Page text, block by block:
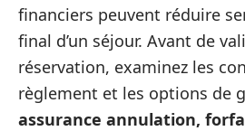
financiers peuvent réduire
final d’un séjour. Avant de
réservation, examinez les
règlement et les options de
assurance annulation,